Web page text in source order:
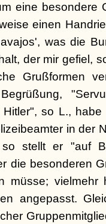
eine besondere
einen
was die
der mir gefiel,
Grußformen
so L.,
in der
so stellt er "auf
die besonderen
müsse;
angepasst.